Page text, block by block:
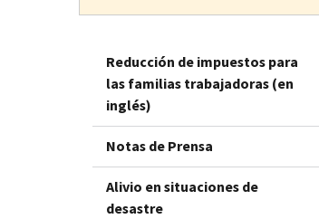
Reducción de impuestos para
las familias trabajadoras (en
inglés)
Notas de Prensa
Alivio en situaciones de
desastre